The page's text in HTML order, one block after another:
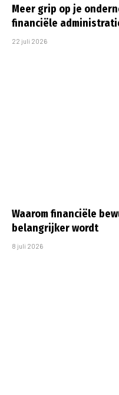
Meer grip op je
financiële
22 juli 2026
Waarom financiële
belangrijker wordt
8 juli 2026